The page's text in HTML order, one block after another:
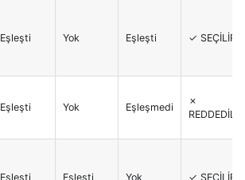
Eşleşti Yok Eşleşti ✓ SEÇİLİR
Eşleşti Yok Eşleşmedi
✗
REDDEDİLİR
Eşleşti Eşleşti Yok ✓ SEÇİLİR